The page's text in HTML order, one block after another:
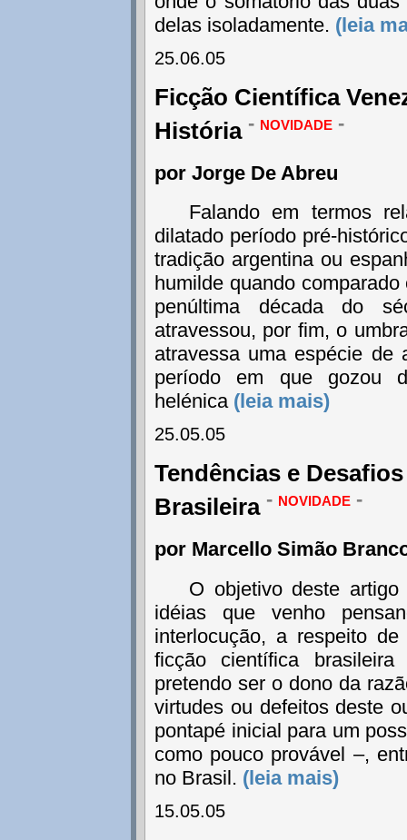
delas isoladamente. (leia
25.06.05
Ficção Científica
História - novidade -
por Jorge De Abreu
Falando em termos
dilatado período pré-
tradição argentina ou
humilde quando
penúltima década do
atravessou, por fim, o
atravessa uma espécie de
período em que gozou
helénica (leia mais)
25.05.05
Tendências e
Brasileira - novidade -
por Marcello Simão
O objetivo deste
idéias que venho
interlocução, a respeito
ficção científica
pretendo ser o dono da
virtudes ou defeitos deste
pontapé inicial para um
como pouco provável –,
no Brasil. (leia mais)
15.05.05